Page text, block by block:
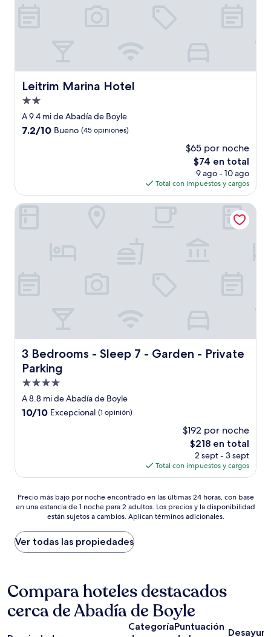
Leitrim Marina Hotel
Leitrim Marina Hotel
Propiedad
de
2.0
A 9.4 mi de Abadía de Boyle
7.2
7.2/10 Bueno (45 opiniones)
$65 por noche
El
precio
actual
es
de
$74 en total
9 ago - 10 ago
Total con impuestos y cargos
3 Bedrooms - Sleep 7 - Garden - Private
Parking
3 Bedrooms - Sleep 7 - Garden - Private Parking
Propiedad
de
4.0
A 8.8 mi de Abadía de Boyle
10.0
10/10 Excepcional (1 opinión)
$192 por noche
El
precio
actual
es
$218
$218 en total
2 sept - 3 sept
Total con impuestos y cargos
3 Bedrooms - Sleep 7 - Garden - Private Parking
Precio
más
por
noche
encontrado
últimas
24
horas,
con
Precio más bajo por noche encontrado en las últimas 24 horas, con base
en una estancia de 1 noche para 2 adultos. Los precios y la disponibilidad
están sujetos a cambios. Aplican términos adicionales.
Ver todas las propiedades
Compara hoteles destacados
cerca de Abadía de Boyle
CategoríaPuntuación